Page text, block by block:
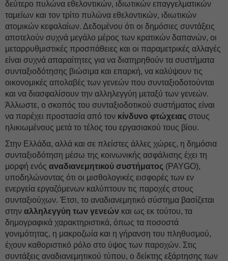
δεύτερο πυλώνα εθελοντικών, ιδιωτικών επαγγελματικών
ταμείων και τον τρίτο πυλώνα εθελοντικών, ιδιωτικών
ατομικών κεφαλαίων. Δεδομένου ότι οι δημόσιες συντάξεις
αποτελούν συχνά μεγάλο μέρος των κρατικών δαπανών, οι
μεταρρυθμιστικές προσπάθειες και οι παραμετρικές αλλαγές
είναι συχνά απαραίτητες για να διατηρηθούν τα συστήματα
συνταξιοδότησης βιώσιμα και επαρκή, να καλύψουν τις
οικονομικές απολαβές των γενεών που συνταξιοδοτούνται
και να διασφαλίσουν την αλληλεγγύη μεταξύ των γενεών.
Άλλωστε, ο σκοπός του συνταξιοδοτικού συστήματος είναι
να παρέχει προστασία από τον κίνδυνο φτώχειας στους
ηλικιωμένους μετά το τέλος του εργασιακού τους βίου.
Στην Ελλάδα, αλλά και σε πλείστες άλλες χώρες, η δημόσια
συνταξιοδότηση μέσω της κοινωνικής ασφάλισης έχει τη
μορφή ενός αναδιανεμητικού συστήματος (PAYGO),
υποδηλώνοντας ότι οι μισθολογικές εισφορές των εν
ενεργεία εργαζόμενων καλύπτουν τις παροχές στους
συνταξιούχων. Έτσι, το αναδιανεμητικό σύστημα βασίζεται
στην αλληλεγγύη των γενεών και ως εκ τούτου, τα
δημογραφικά χαρακτηριστικά, όπως τα ποσοστά
γονιμότητας, η μακροζωία και η γήρανση του πληθυσμού,
έχουν καθοριστικό ρόλο στο ύψος των παροχών. Στις
συντάξεις αναδιανεμητικού τύπου, ο δείκτης εξάρτησης των